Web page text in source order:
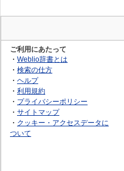
ご利用にあたって
・ Weblio辞書とは
・ 検索の仕方
・ ヘルプ
・ 利用規約
・ プライバシーポリシー
・ サイトマップ
・ クッキー・アクセスデータに
ついて